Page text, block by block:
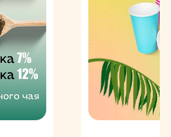
Америки, а также в
подтверждает сертификат
Coffee Associacion of Italy),
о соответствии сырья всем
кофе Arcaffe цена
другие марки среднего